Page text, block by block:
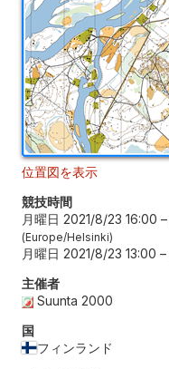
位置図を表示
競技時間
月曜日 2021/8/23 16:00 –
Europe/Helsinki
月曜日 2021/8/23 13:00 –
主催者
Suunta 2000
国
フィンランド